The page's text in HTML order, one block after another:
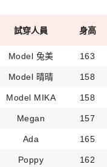
試穿人員 身高
Model 兔美 163
Model 晴晴 158
Model MIKA 158
Megan 157
Ada 165
Poppy 162